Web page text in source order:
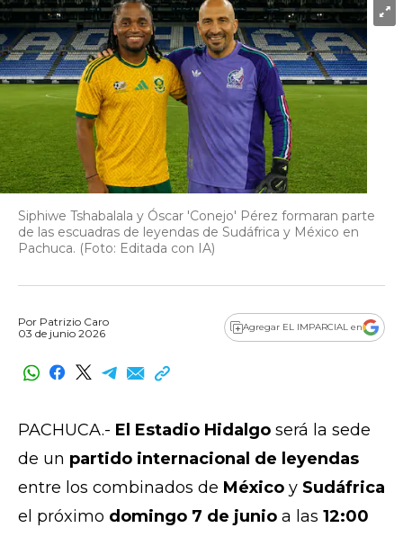
Siphiwe Tshabalala y Óscar 'Conejo' Pérez formaran parte
de las escuadras de leyendas de Sudáfrica y México en
Pachuca. (Foto: Editada con IA)
Por Patrizio Caro
03 de junio 2026
Agregar EL IMPARCIAL en
PACHUCA.- El Estadio Hidalgo será la sede
de un partido internacional de leyendas
entre los combinados de México y Sudáfrica
el próximo domingo 7 de junio a las 12:00